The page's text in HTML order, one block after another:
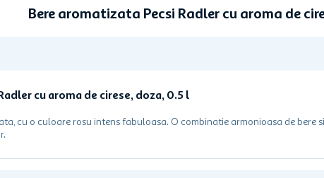
Bere aromatizata Pecsi Radler cu aroma de
cu aroma de cirese, doza, 0.5 l
cu o culoare rosu intens fabuloasa. O combinatie armonioasa de bere